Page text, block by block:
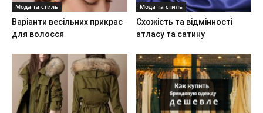
Мода та стиль
Варіанти весільних прикрас
для волосся
Мода та стиль
Схожість та відмінності
атласу та сатину